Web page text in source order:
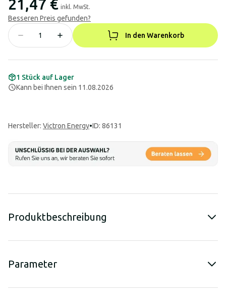
21,47 € inkl. MwSt.
Besseren Preis gefunden?
In den Warenkorb
1 Stück auf Lager
Kann bei Ihnen sein 11.08.2026
Hersteller: Victron Energy•ID: 86131
Produktbeschreibung
Parameter